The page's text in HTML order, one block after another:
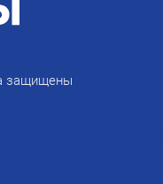
защищены